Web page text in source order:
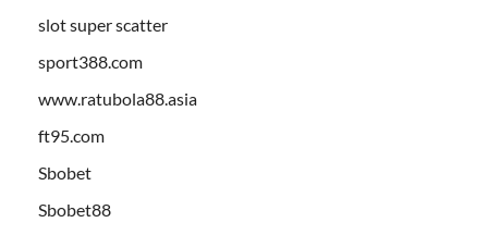
slot super scatter
sport388.com
www.ratubola88.asia
ft95.com
Sbobet
Sbobet88